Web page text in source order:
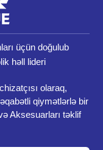
üçün doğulub
həll lideri
olaraq,
qiymətlərlə bir
Aksesuarları təklif